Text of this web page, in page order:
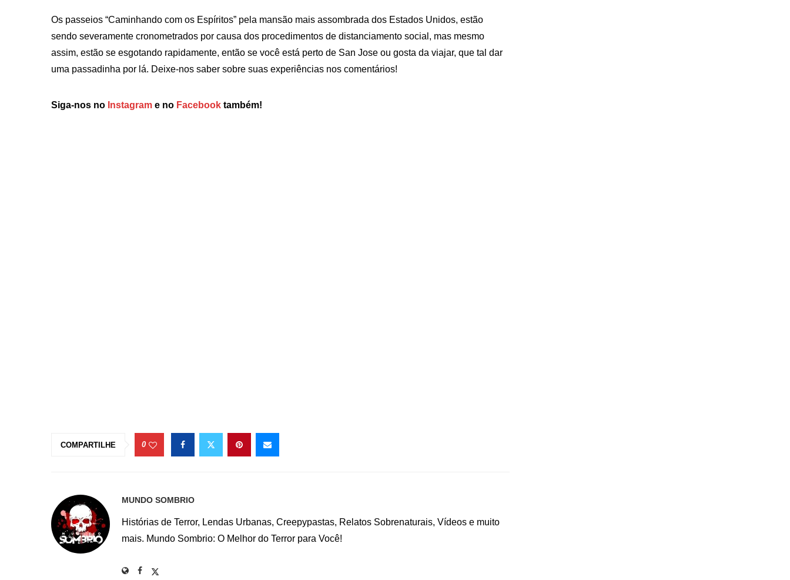
Os passeios “Caminhando com os Espíritos” pela mansão mais assombrada dos Estados Unidos, estão
sendo severamente cronometrados por causa dos procedimentos de distanciamento social, mas mesmo
assim, estão se esgotando rapidamente, então se você está perto de San Jose ou gosta da viajar, que tal dar
uma passadinha por lá. Deixe-nos saber sobre suas experiências nos comentários!
Siga-nos no Instagram e no Facebook também!
COMPARTILHE 0
MUNDO SOMBRIO
Histórias de Terror, Lendas Urbanas, Creepypastas, Relatos Sobrenaturais, Vídeos e muito
mais. Mundo Sombrio: O Melhor do Terror para Você!